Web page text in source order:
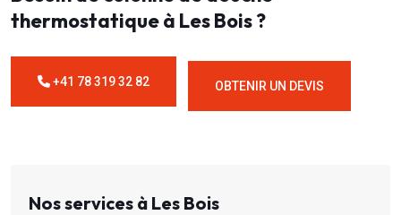
thermostatique à Les Bois ?
+41 78 319 32 82 OBTENIR UN DEVIS
Nos services à Les Bois